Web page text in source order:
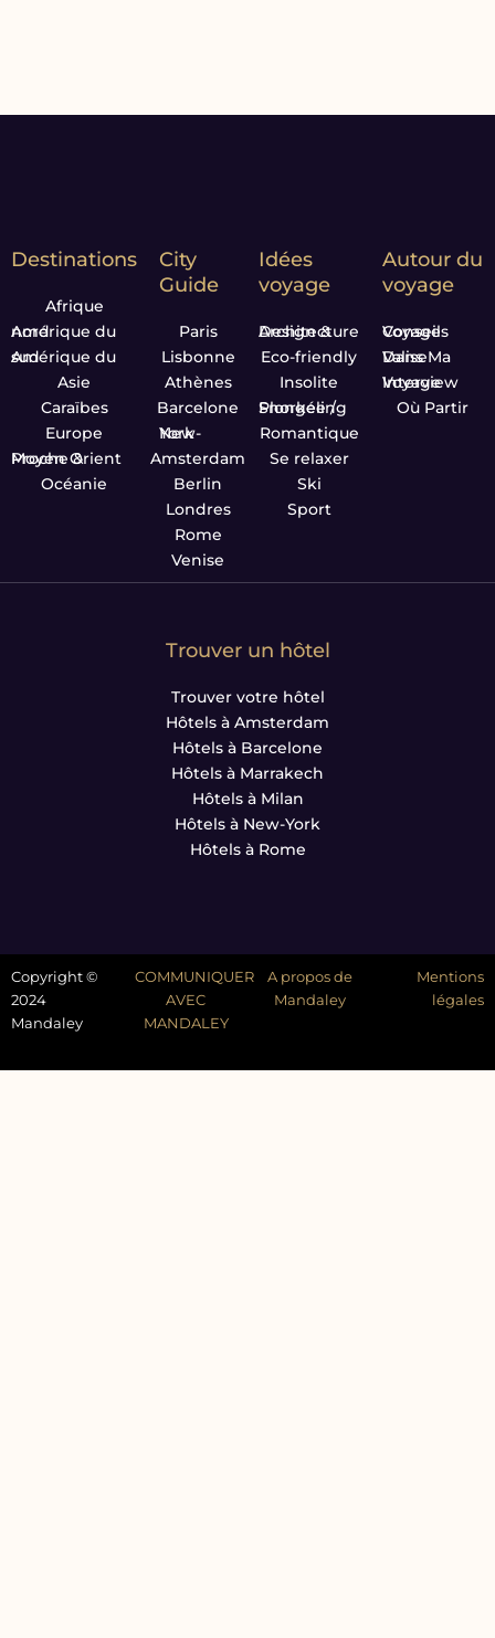
Destinations
Afrique
Amérique du nord
Amérique du sud
Asie
Caraïbes
Europe
Proche & Moyen Orient
Océanie
City
Guide
Paris
Lisbonne
Athènes
Barcelone
New-York
Amsterdam
Berlin
Londres
Rome
Venise
Idées
voyage
Design & Architecture
Eco-friendly
Insolite
Plongée / Snorkeling
Romantique
Se relaxer
Ski
Sport
Autour du
voyage
Conseils Voyage
Dans Ma Valise
Interview Voyage
Où Partir
Trouver un hôtel
Trouver votre hôtel
Hôtels à Amsterdam
Hôtels à Barcelone
Hôtels à Marrakech
Hôtels à Milan
Hôtels à New-York
Hôtels à Rome
Copyright ©
2024
Mandaley
COMMUNIQUER
AVEC
MANDALEY
A propos de
Mandaley
Mentions
légales